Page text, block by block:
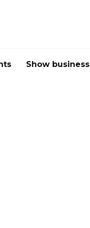
Show business